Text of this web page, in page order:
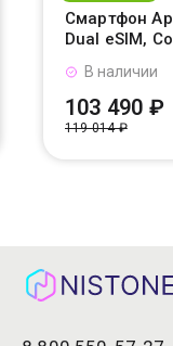
Смартфон
Dual eSIM,
В наличии
103 490 ₽
119 014 ₽